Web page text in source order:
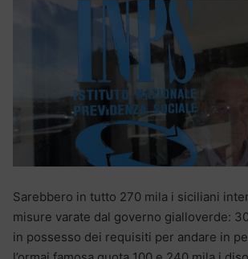
Sarebbero in tutto 270 mila i siciliani
misure varate dal governo gialloverde:
in possesso dei requisiti per andare in